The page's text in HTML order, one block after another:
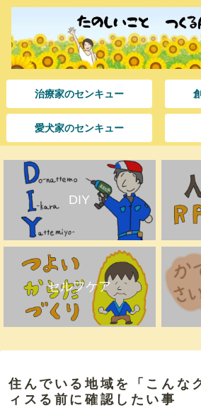
治療家のセンキュー
愛犬家のセンキュー
DIY
セルフケア
住んでいる地域を「こんな
ィスる前に確認したい事